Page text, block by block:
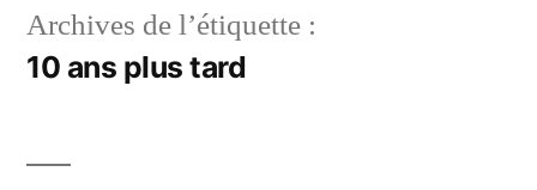
don
Archives de l’étiquette :
10 ans plus tard